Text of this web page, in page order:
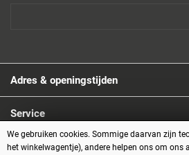
Adres & openingstijden
Service
Informatie
We gebruiken cookies. Sommige daarvan zijn
het winkelwagentje), andere helpen ons om ons